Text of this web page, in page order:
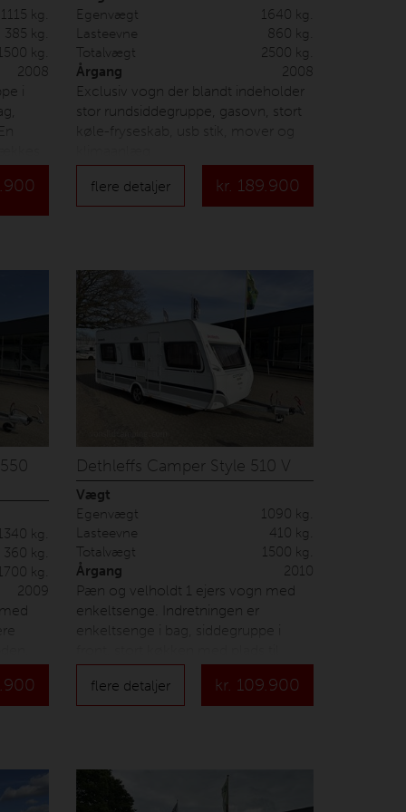
1115 kg.
385 kg.
kg.
2008
i
ER
Egenvægt
1640 kg.
Lasteevne
860 kg.
Totalvægt
2500 kg.
Årgang
2008
Exclusiv vogn der blandt indeholder
stor rundsiddegruppe, gasovn, stort
køle-fryseskab, usb stik, mover og
flere detaljer kr. 189.900
kg.
360 kg.
kg.
2009
køje
Dethleffs Camper Style 510 V
Vægt
Egenvægt
1090 kg.
Lasteevne
410 kg.
Totalvægt
1500 kg.
Årgang
2010
Pæn og velholdt 1 ejers vogn med
enkeltsenge. Indretningen er
enkeltsenge i bag, siddegruppe i
kaffemaskinen samt toilet modsat
forteltet. Der er monteret Enduro
mover, alufælge, fabriksmonteret
nummerplade og
leveringsomkostninger.
flere detaljer kr. 109.900